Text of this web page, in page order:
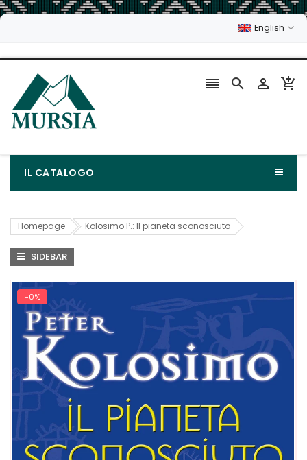
English
   
IL CATALOGO
Homepage Kolosimo P.: Il pianeta sconosciuto
SIDEBAR
-0%